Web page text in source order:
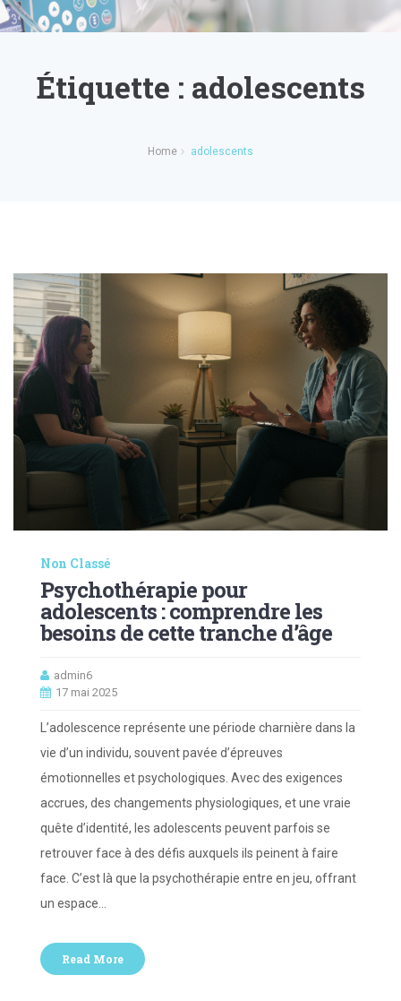
Étiquette : adolescents
Home adolescents
Non Classé
Psychothérapie pour
adolescents : comprendre les
besoins de cette tranche d’âge
admin6
17 mai 2025
L’adolescence représente une période charnière dans la
vie d’un individu, souvent pavée d’épreuves
émotionnelles et psychologiques. Avec des exigences
accrues, des changements physiologiques, et une vraie
quête d’identité, les adolescents peuvent parfois se
retrouver face à des défis auxquels ils peinent à faire
face. C’est là que la psychothérapie entre en jeu, offrant
un espace…
Read More